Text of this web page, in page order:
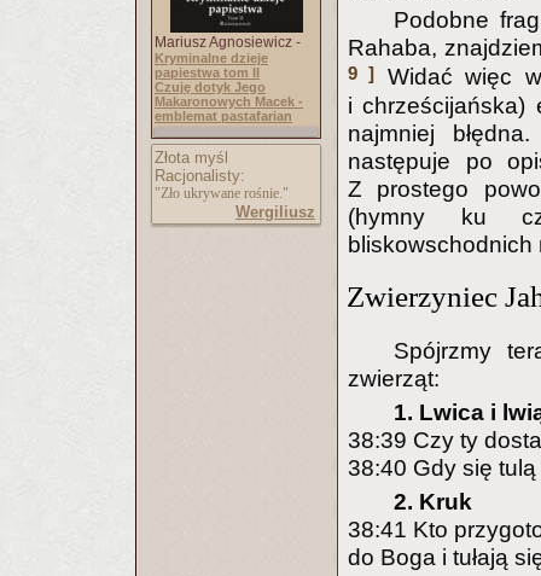
Mariusz Agnosiewicz -
Kryminalne dzieje
papiestwa tom II
Czuję dotyk Jego
Makaronowych Macek -
emblemat pastafarian
Złota myśl
Racjonalisty:
"Zło ukrywane rośnie."
Wergiliusz
Podobne
Rahaba,
9 ]
Widać więc
i chrześcijańska)
najmniej
następuje po
Z prostego
(hymny ku
bliskowschodnich
Zwierzyniec
Spójrzmy
zwierząt:
1. Lwica i
38:39 Czy ty
38:40 Gdy się
2. Kruk
38:41 Kto
do Boga i tułają